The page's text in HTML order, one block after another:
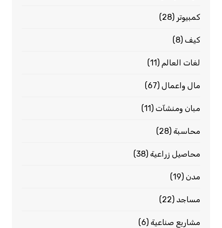
كمبيوتر (28)
كيف(8)
لغات العالم (11)
مال واعمال(67)
مبان ومنشآت(11)
محاسبة(28)
محاصيل زراعية(38)
مدن(19)
مساجد(22)
مشاريع صناعية(6)